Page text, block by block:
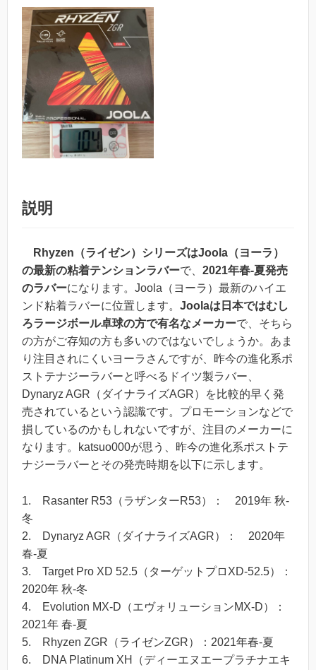
説明
Rhyzen（ライゼン）シリーズはJoola（ヨーラ）
の最新の粘着テンションラバーで、 2021年春-夏発売
のラバーになります。 Joola（ヨーラ）最新のハイエ
ンド粘着ラバーに位置します。 Joolaは日本ではむし
ろラージボール卓球の方で有名なメーカーで、そちら
の方がご存知の方も多いのではないでしょうか。あま
り注目されにくいヨーラさんですが、昨今の進化系ポ
ストテナジーラバーと呼べるドイツ製ラバー、
Dynaryz AGR（ダイナライズAGR）を比較的早く発
売されているという認識です。プロモーションなどで
損しているのかもしれないですが、注目のメーカーに
なります。katsuo000が思う、昨今の進化系ポストテ
ナジーラバーとその発売時期を以下に示します。
1. Rasanter R53（ラザンターR53）： 2019年 秋-
冬
2. Dynaryz AGR（ダイナライズAGR）： 2020年
春-夏
3. Target Pro XD 52.5（ターゲットプロXD-52.5）：
2020年 秋-冬
4. Evolution MX-D（エヴォリューションMX-D）：
2021年 春-夏
5. Rhyzen ZGR（ライゼンZGR）：2021年春-夏
6. DNA Platinum XH（ディーエヌエープラチナエキ